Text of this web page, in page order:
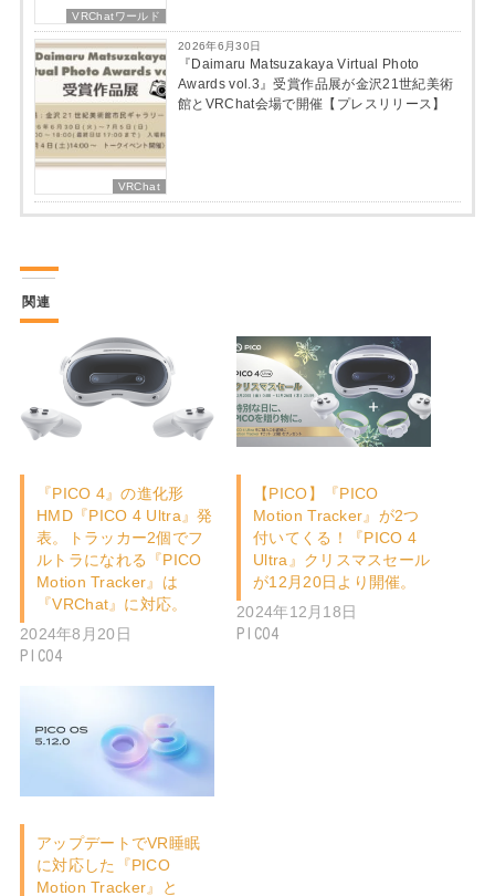
VRChatワールド
VRChat
2026年6月30日
『Daimaru Matsuzakaya Virtual Photo
Awards vol.3』受賞作品展が金沢21世紀美術
館とVRChat会場で開催【プレスリリース】
関連
『PICO 4』の進化形
HMD『PICO 4 Ultra』発
表。トラッカー2個でフ
ルトラになれる『PICO
Motion Tracker』は
『VRChat』に対応。
2024年8月20日
PICO4
【PICO】『PICO
Motion Tracker』が2つ
付いてくる！『PICO 4
Ultra』クリスマスセール
が12月20日より開催。
2024年12月18日
PICO4
アップデートでVR睡眠
に対応した『PICO
Motion Tracker』と